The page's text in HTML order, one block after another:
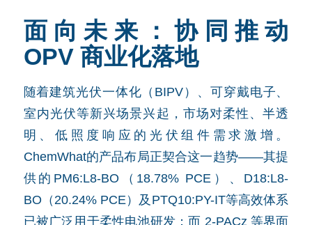
面向未来：协同推动
OPV 商业化落地
随着建筑光伏一体化（BIPV）、可穿戴电子、
室内光伏等新兴场景兴起，市场对柔性、半透
明、低照度响应的光伏组件需求激增。
ChemWhat的产品布局正契合这一趋势——其提
供的PM6:L8-BO（18.78% PCE）、D18:L8-
BO（20.24% PCE）及PTQ10:PY-IT等高效体系
已被广泛用于柔性电池研发；而 2-PACz 等界面